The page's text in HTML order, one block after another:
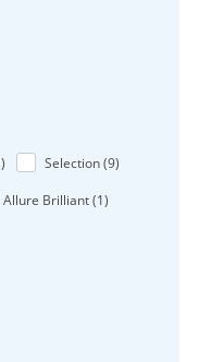
) Selection (9)
Allure Brilliant (1)